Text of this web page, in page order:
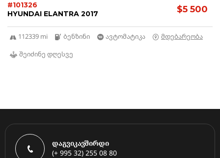
$5 500
#101326
HYUNDAI ELANTRA 2017
112339 mi ბენზინი ავტომატიკა
მდებარეობა
შეიძინე დღესვე
დაგვიკავშირდი
(+ 995 32) 255 08 80